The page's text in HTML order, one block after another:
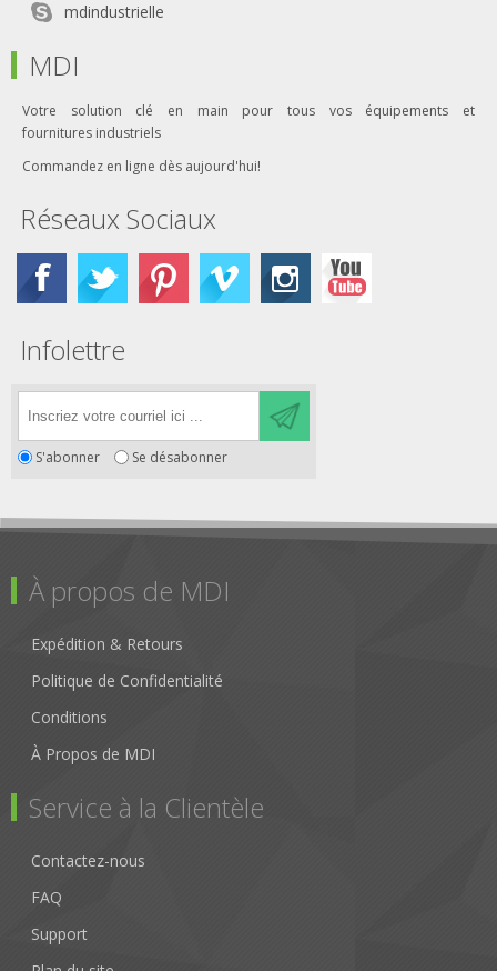
mdindustrielle
MDI
Votre solution clé en main pour tous vos équipements et
fournitures industriels
Commandez en ligne dès aujourd'hui!
Réseaux Sociaux
Infolettre
S'abonner Se désabonner
À propos de MDI
Expédition & Retours
Politique de Confidentialité
Conditions
À Propos de MDI
Service à la Clientèle
Contactez-nous
FAQ
Support